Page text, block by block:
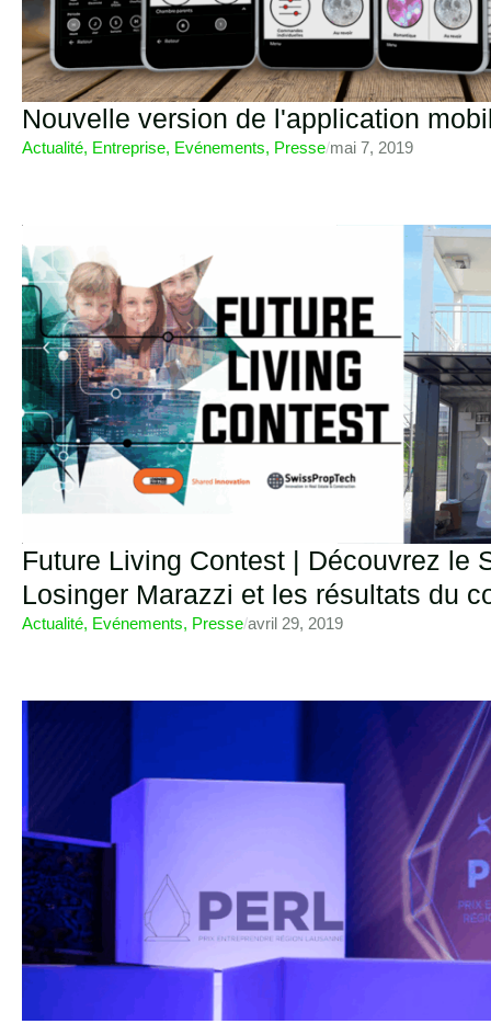
Nouvelle version de l'application
Actualité, Entreprise, Evénements, Presse/mai 7, 2019
Future Living Contest | Découvrez le
Losinger Marazzi et les résultats du
Actualité, Evénements, Presse/avril 29, 2019